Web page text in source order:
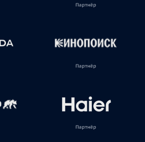
Партнёр
Партнёр
Партнёр